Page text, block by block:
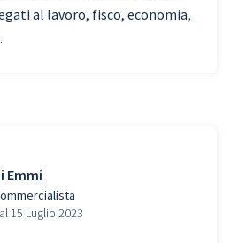
al lavoro, fisco, economia,
Emmi
15 Luglio 2023